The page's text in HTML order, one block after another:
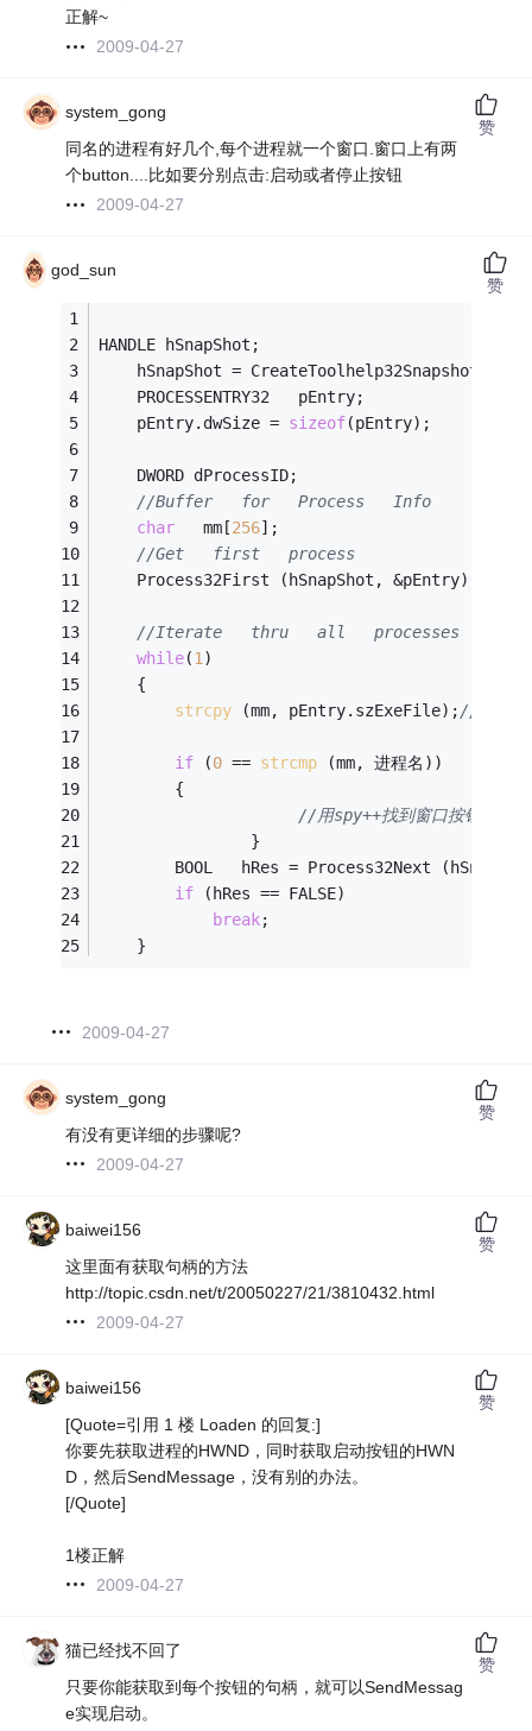
正解~
2009-04-27
system_gong
同名的进程有好几个,每个进程就一个窗口.窗口上有两
个button....比如要分别点击:启动或者停止按钮
2009-04-27
赞
god_sun
HANDLE hSnapShot;
hSnapShot = CreateToolhelp32Snapshot
	PROCESSENTRY32   pEntry;
	pEntry.dwSize =
sizeof(pEntry);
	DWORD dProcessID;
//Buffer   for   Process   Info
char
   mm[
256];
//Get   first   process
	Process32First (hSnapShot, &pEntry);
//Iterate   thru   all   processes
while(1)
	{
strcpy (mm, pEntry.szExeFile);//store
if (0 == strcmp (mm, 进程名))
		{
//用spy++找到窗口按钮的
                }
BOOL   hRes = Process32Next
if (hRes == FALSE)
break;
	}
2009-04-27
赞
system_gong
有没有更详细的步骤呢?
2009-04-27
赞
baiwei156
这里面有获取句柄的方法
http://topic.csdn.net/t/20050227/21/3810432.html
2009-04-27
赞
baiwei156
[Quote=引用 1 楼 Loaden 的回复:]
你要先获取进程的HWND，同时获取启动按钮的HWN
D，然后SendMessage，没有别的办法。
[/Quote]
1楼正解
2009-04-27
赞
猫已经找不回了
只要你能获取到每个按钮的句柄，就可以SendMessag
e实现启动。
赞